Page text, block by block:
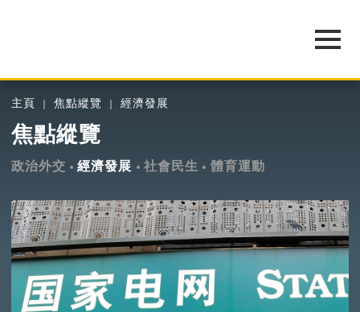
主頁 焦點縱覽 經濟發展
焦點縱覽
政治外交 經濟發展 社會民生 體育運動